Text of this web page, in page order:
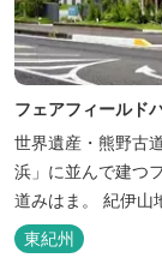
フェアフィールド
世界遺産・熊野古
浜」に並んで建つ
道みはま。 紀伊山
七里御浜海岸など
過ごしやすく、季
東紀州